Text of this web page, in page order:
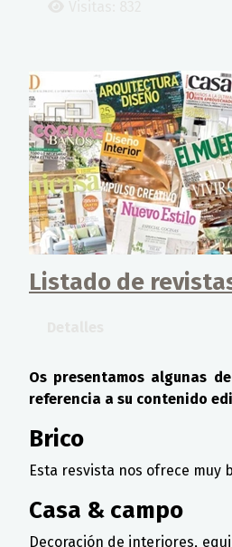
Listado de
Os presentamos algunas
referencia a su contenido
Brico
Esta resvista nos ofrece muy
Casa & campo
Decoración de interiores,